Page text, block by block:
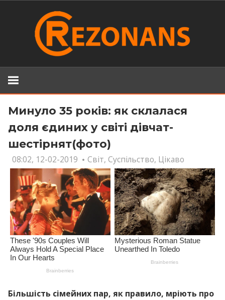
Минуло 35 років: як склалася
доля єдиних у світі дівчат-
шестірнят(фото)
08:02, 12-02-2019 Світ, Суспільство, Цікаво
Більшість сімейних пар, як правило, мріють про